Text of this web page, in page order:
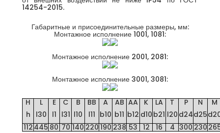
14254-2015.
Габаритные и присоединительные размеры, мм:
Монтажное исполнение 1001, 1081:
Монтажное исполнение 2001, 2081:
Монтажное исполнение 3001, 3081:
H
h
L
l30
E
l1
C
l31
B
l10
BB
l11
A
b10
AB
b11
AA
b12
K
d10
LA
b21
T
l20
P
d24
N
d25
M
112 445 80 70 140 220 190 238 53 12 16 4 300 230